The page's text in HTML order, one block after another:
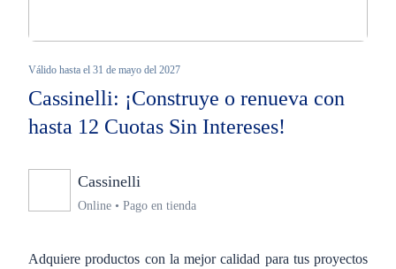
Válido hasta el 31 de mayo del 2027
Cassinelli: ¡Construye o renueva con
hasta 12 Cuotas Sin Intereses!
Cassinelli
Online • Pago en tienda
Adquiere productos con la mejor calidad para tus proyectos